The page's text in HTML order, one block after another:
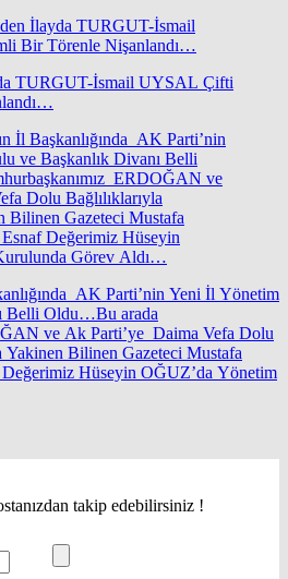
TURGUT-İsmail UYSAL Çifti
AK Parti’nin Yeni İl Yönetim
Belli Oldu…Bu arada
ve Ak Parti’ye Daima Vefa Dolu
Yakinen Bilinen Gazeteci Mustafa
Değerimiz Hüseyin OĞUZ’da Yönetim
takip edebilirsiniz !